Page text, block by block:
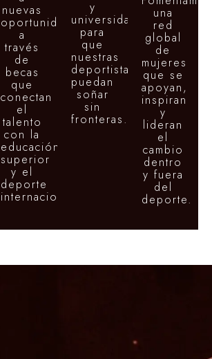
nuevas
oportunidades
a
través
de
becas
que
conectan
el
talento
con la
educación
superior
y el
deporte
internacional.
y
universidades
para
que
nuestras
deportistas
puedan
soñar
sin
fronteras.
una
red
global
de
mujeres
que se
apoyan,
inspiran
y
lideran
el
cambio
dentro
y fuera
del
deporte.